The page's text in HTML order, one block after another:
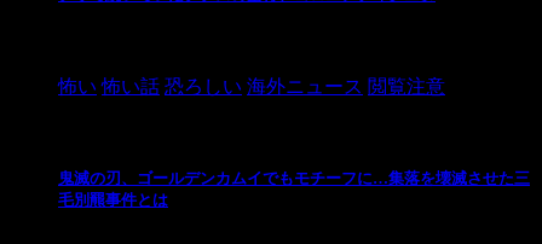
怖い 怖い話 恐ろしい 海外ニュース 閲覧注意
鬼滅の刃、ゴールデンカムイでもモチーフに…集落を壊滅させた三
毛別羆事件とは